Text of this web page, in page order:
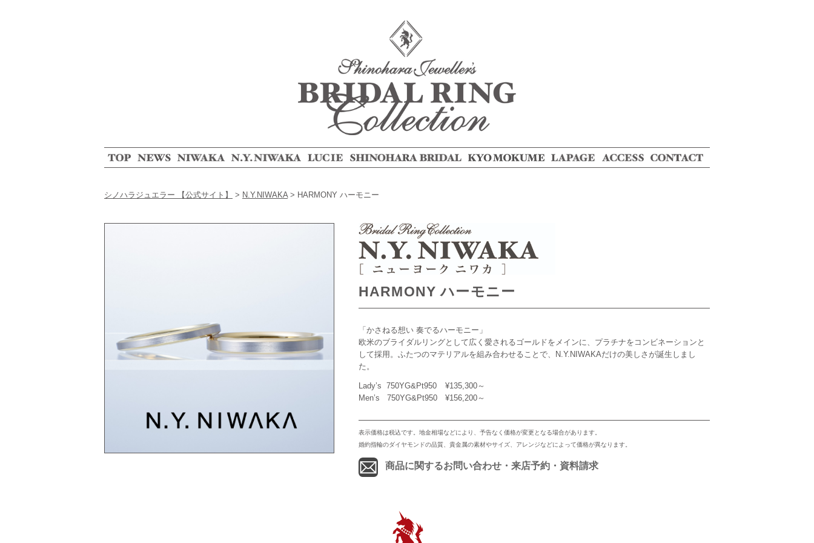
シノハラジュエラー 【公式サイト】 > N.Y.NIWAKA> HARMONY ハーモニー
HARMONY ハーモニー
「かさねる想い 奏でるハーモニー」
欧米のブライダルリングとして広く愛されるゴールドをメインに、プラチナをコンビネーションと
して採用。ふたつのマテリアルを組み合わせることで、N.Y.NIWAKAだけの美しさが誕生しまし
た。
Lady’s 750YG&Pt950
¥135,300～
Men’s 750YG&Pt950
¥156,200～
表示価格は税込です。地金相場などにより、予告なく価格が変更となる場合があります。
婚約指輪のダイヤモンドの品質、貴金属の素材やサイズ、アレンジなどによって価格が異なります。
商品に関するお問い合わせ・来店予約・資料請求